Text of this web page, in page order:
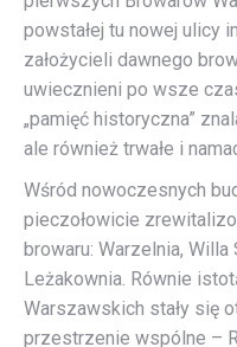
powstałej tu nowej ulicy
założycieli dawnego
uwiecznieni po wsze
„pamięć historyczna”
ale również trwałe i
Wśród nowoczesnych
pieczołowicie
browaru: Warzelnia,
Leżakownia. Równie
Warszawskich stały się
przestrzenie wspólne –